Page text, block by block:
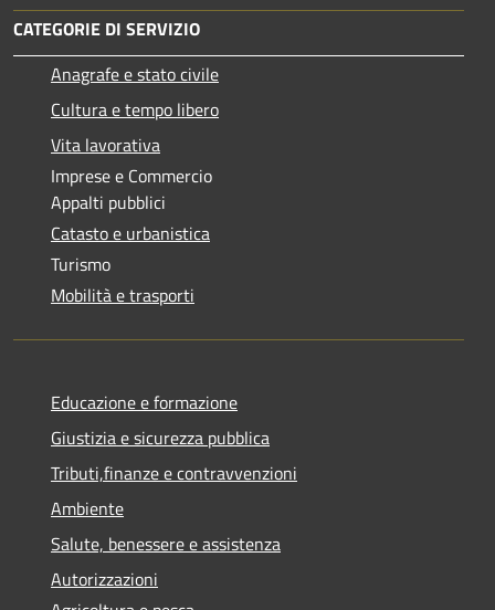
CATEGORIE DI SERVIZIO
Anagrafe e stato civile
Cultura e tempo libero
Vita lavorativa
Imprese e Commercio
Appalti pubblici
Catasto e urbanistica
Turismo
Mobilità e trasporti
Educazione e formazione
Giustizia e sicurezza pubblica
Tributi,finanze e contravvenzioni
Ambiente
Salute, benessere e assistenza
Autorizzazioni